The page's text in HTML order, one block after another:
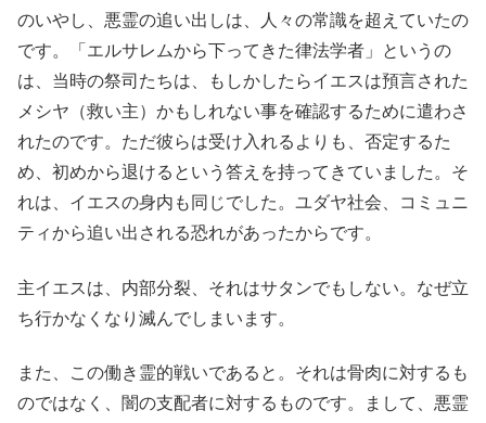
のいやし、悪霊の追い出しは、人々の常識を超えていたの
です。「エルサレムから下ってきた律法学者」というの
は、当時の祭司たちは、もしかしたらイエスは預言された
メシヤ（救い主）かもしれない事を確認するために遣わさ
れたのです。ただ彼らは受け入れるよりも、否定するた
め、初めから退けるという答えを持ってきていました。そ
れは、イエスの身内も同じでした。ユダヤ社会、コミュニ
ティから追い出される恐れがあったからです。
主イエスは、内部分裂、それはサタンでもしない。なぜ立
ち行かなくなり滅んでしまいます。
また、この働き霊的戦いであると。それは骨肉に対するも
のではなく、闇の支配者に対するものです。まして、悪霊